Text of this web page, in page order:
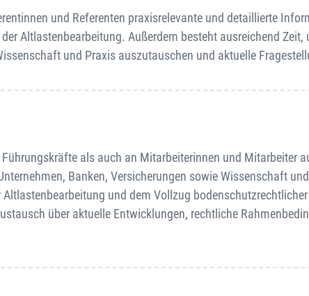
und Referenten praxisrelevante und detaillierte
Altlastenbearbeitung. Außerdem besteht ausreichend Zeit,
und Praxis auszutauschen und aktuelle
als auch an Mitarbeiterinnen und Mitarbeiter
Banken, Versicherungen sowie Wissenschaft
und dem Vollzug
über aktuelle Entwicklungen, rechtliche